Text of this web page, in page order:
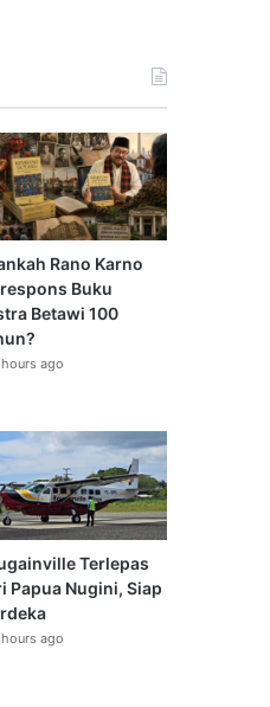
Rano Karno
Buku
Betawi 100
ago
Terlepas
Papua Nugini, Siap
ago